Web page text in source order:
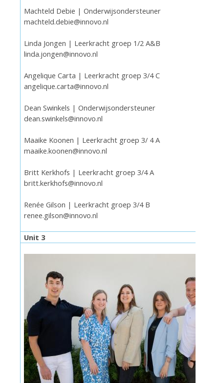
Machteld Debie | Onderwijsondersteuner
machteld.debie@innovo.nl
Linda Jongen | Leerkracht groep 1/2 A&B
linda.jongen@innovo.nl
Angelique Carta | Leerkracht groep 3/4 C
angelique.carta@innovo.nl
Dean Swinkels | Onderwijsondersteuner
dean.swinkels@innovo.nl
Maaike Koonen | Leerkracht groep 3/ 4 A
maaike.koonen@innovo.nl
Britt Kerkhofs | Leerkracht groep 3/4 A
britt.kerkhofs@innovo.nl
Renée Gilson | Leerkracht groep 3/4 B
renee.gilson@innovo.nl
Unit 3